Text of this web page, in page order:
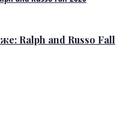
Ralph and Russo Fall